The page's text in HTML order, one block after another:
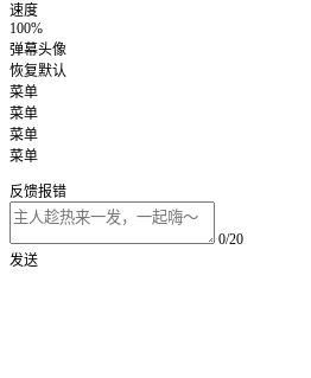
速度
100%
弹幕头像
恢复默认
菜单
菜单
菜单
菜单
反馈报错
0/20
发送